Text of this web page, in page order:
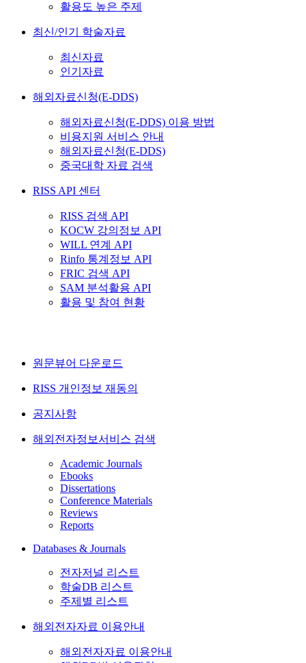
활용도 높은 주제
최신/인기 학술자료
최신자료
인기자료
해외자료신청(E-DDS)
해외자료신청(E-DDS) 이용 방법
비용지원 서비스 안내
해외자료신청(E-DDS)
중국대학 자료 검색
RISS API 센터
RISS 검색 API
KOCW 강의정보 API
WILL 연계 API
Rinfo 통계정보 API
FRIC 검색 API
SAM 분석활용 API
활용 및 참여 현황
원문뷰어 다운로드
RISS 개인정보 재동의
공지사항
해외전자정보서비스 검색
Academic Journals
Ebooks
Dissertations
Conference Materials
Reviews
Reports
Databases & Journals
전자저널 리스트
학술DB 리스트
주제별 리스트
해외전자자료 이용안내
해외전자자료 이용안내